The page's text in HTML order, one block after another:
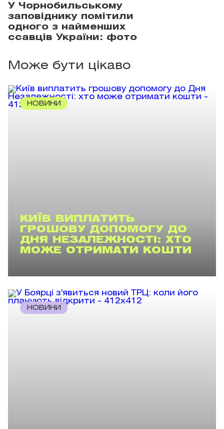
У Чорнобильському
заповіднику помітили
одного з найменших
ссавців України: фото
Може бути цікаво
НОВИНИ
КИЇВ ВИПЛАТИТЬ
ГРОШОВУ ДОПОМОГУ ДО
ДНЯ НЕЗАЛЕЖНОСТІ: ХТО
МОЖЕ ОТРИМАТИ КОШТИ
НОВИНИ